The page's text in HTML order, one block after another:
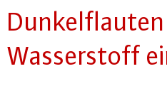
Was­ser­stoff